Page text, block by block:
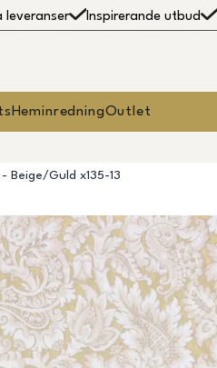
leveranser Inspirerande utbud
HeminredningOutlet
Beige/Guld x135-13